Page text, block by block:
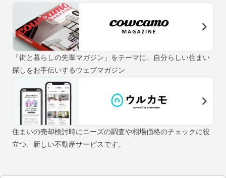
「街と暮らしの先輩マガジン」をテーマに、自分らしい住まい
探しをお手伝いするウェブマガジン
住まいの売却検討時にニーズの調査や相場価格のチェックに役
立つ、新しい不動産サービスです。